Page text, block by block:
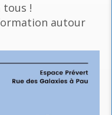
!
autour